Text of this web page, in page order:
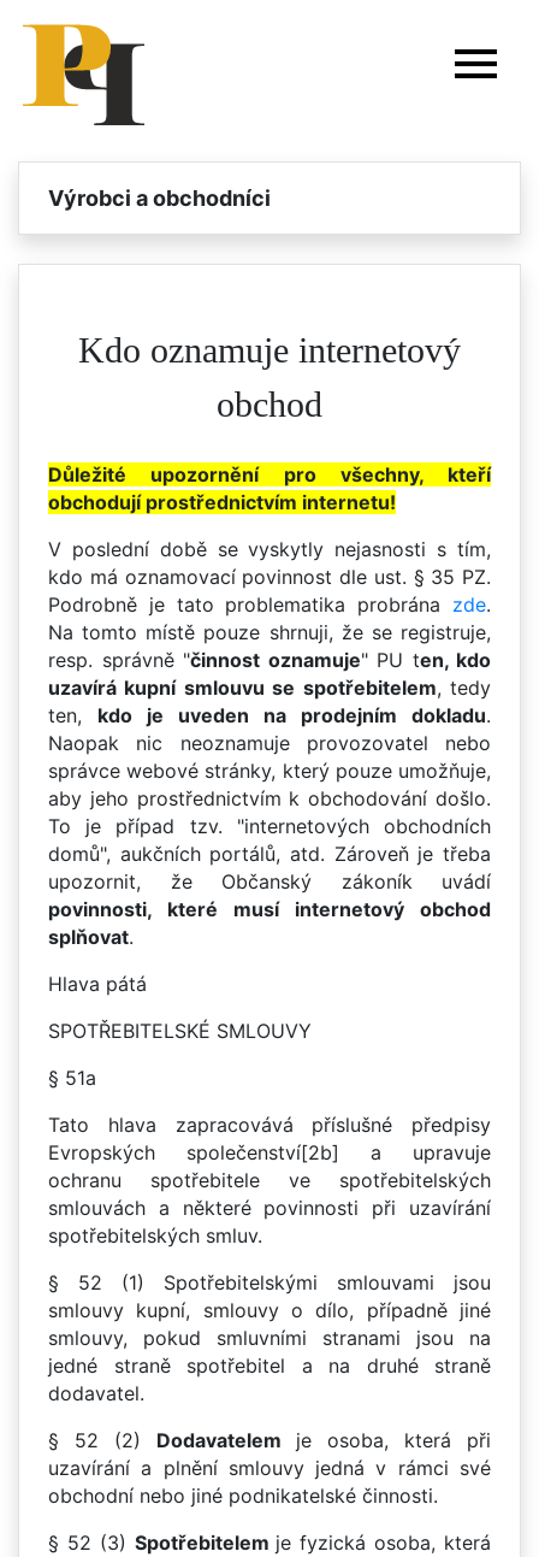
Výrobci a obchodníci
Kdo oznamuje internetový
obchod
Důležité upozornění pro všechny, kteří
obchodují prostřednictvím internetu!
V poslední době se vyskytly nejasnosti s tím,
kdo má oznamovací povinnost dle ust. § 35 PZ.
Podrobně je tato problematika probrána zde.
Na tomto místě pouze shrnuji, že se registruje,
resp. správně "činnost oznamuje" PU ten, kdo
uzavírá kupní smlouvu se spotřebitelem, tedy
ten, kdo je uveden na prodejním dokladu.
Naopak nic neoznamuje provozovatel nebo
správce webové stránky, který pouze umožňuje,
aby jeho prostřednictvím k obchodování došlo.
To je případ tzv. "internetových obchodních
domů", aukčních portálů, atd. Zároveň je třeba
upozornit, že Občanský zákoník uvádí
povinnosti, které musí internetový obchod
splňovat.
Hlava pátá
SPOTŘEBITELSKÉ SMLOUVY
§ 51a
Tato hlava zapracovává příslušné předpisy
Evropských společenství[2b] a upravuje
ochranu spotřebitele ve spotřebitelských
smlouvách a některé povinnosti při uzavírání
spotřebitelských smluv.
§ 52 (1) Spotřebitelskými smlouvami jsou
smlouvy kupní, smlouvy o dílo, případně jiné
smlouvy, pokud smluvními stranami jsou na
jedné straně spotřebitel a na druhé straně
dodavatel.
§ 52 (2) Dodavatelem je osoba, která při
uzavírání a plnění smlouvy jedná v rámci své
obchodní nebo jiné podnikatelské činnosti.
§ 52 (3) Spotřebitelem je fyzická osoba, která